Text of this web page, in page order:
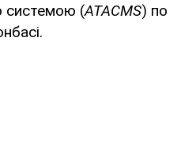
системою (ATACMS) по